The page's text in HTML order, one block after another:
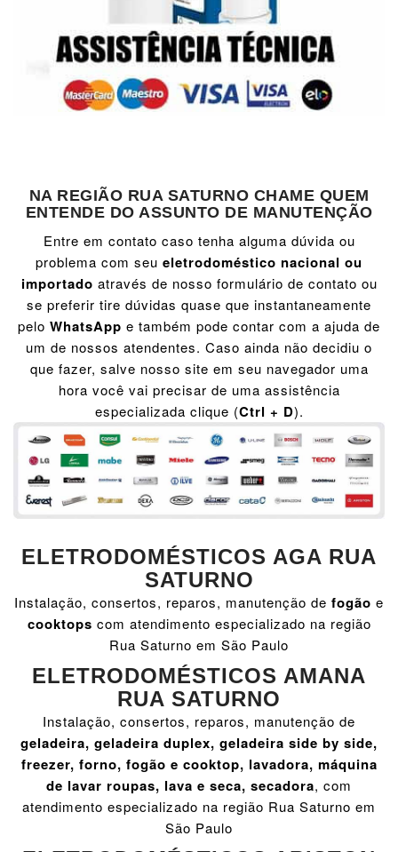
NA REGIÃO RUA SATURNO CHAME QUEM
ENTENDE DO ASSUNTO DE MANUTENÇÃO
Entre em contato caso tenha alguma dúvida ou
problema com seu eletrodoméstico nacional ou
importado através de nosso formulário de contato ou
se preferir tire dúvidas quase que instantaneamente
pelo WhatsApp e também pode contar com a ajuda de
um de nossos atendentes. Caso ainda não decidiu o
que fazer, salve nosso site em seu navegador uma
hora você vai precisar de uma assistência
especializada clique (Ctrl + D).
ELETRODOMÉSTICOS AGA RUA
SATURNO
Instalação, consertos, reparos, manutenção de fogão e
cooktops com atendimento especializado na região
Rua Saturno em São Paulo
ELETRODOMÉSTICOS AMANA
RUA SATURNO
Instalação, consertos, reparos, manutenção de
geladeira, geladeira duplex, geladeira side by side,
freezer, forno, fogão e cooktop, lavadora, máquina
de lavar roupas, lava e seca, secadora, com
atendimento especializado na região Rua Saturno em
São Paulo